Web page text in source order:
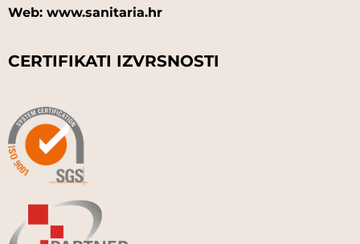
Web: www.sanitaria.hr
CERTIFIKATI IZVRSNOSTI